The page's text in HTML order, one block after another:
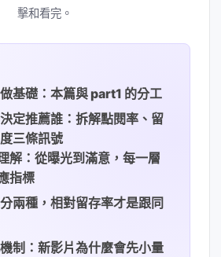
擊和看完。
基礎：本篇與 part1 的分工
定推薦誰：拆解點閱率、留
三條訊號
解：從曝光到滿意，每一層
指標
兩種，相對留存率才是跟同
制：新影片為什麼會先小量